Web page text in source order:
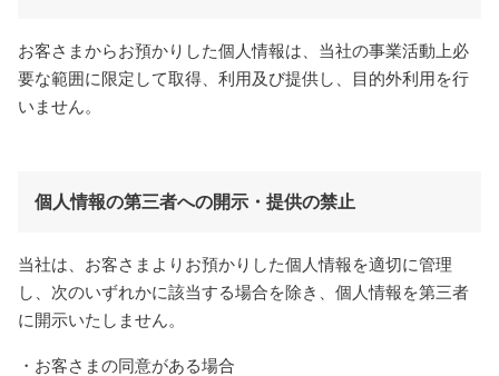
お客さまからお預かりした個人情報は、当社の事業活動上必
要な範囲に限定して取得、利用及び提供し、目的外利用を行
いません。
個人情報の第三者への開示・提供の禁止
当社は、お客さまよりお預かりした個人情報を適切に管理
し、次のいずれかに該当する場合を除き、個人情報を第三者
に開示いたしません。
・お客さまの同意がある場合